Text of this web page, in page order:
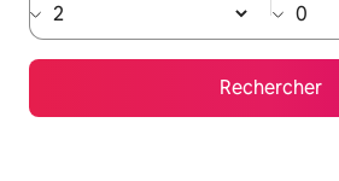
Rechercher